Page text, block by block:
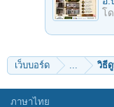
โ
เว็บบอร์ด วิธี
ภาษาไทย